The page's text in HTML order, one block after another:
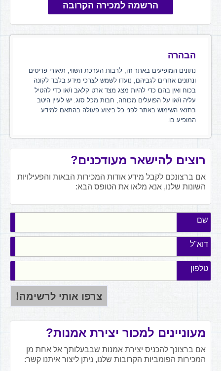
הרשמה למכירה הקרובה
הבהרה
נתונים המופיעים באתר זה, לרבות הערכת השווי, תיאורי פריטים
ונתונים אחרים לגביהם, נועדו לשמש לצרכי מידע בלבד לקונה
בכוח ואין בהם כדי להיות מצג מצד ארט קלאב ו/או כדי להטיל
עליה ו/או על הפועלים מכוחה, חבות מכל סוג. יש לעיין היטב
בתנאי השימוש באתר לפני כל ביצוע פעולה בהתאם למידע
המופיע בו.
רוצים להישאר מעודכנים?
אם ברצונכם לקבל מידע אודות המכירות הבאות והפעילויות
השונות שלנו, אנא מלאו את הטופס הבא:
שם
דוא"ל
טלפון
מעוניינים למכור יצירת אמנות?
אם ברצונך להכניס יצירת אמנות שבבעלותך אל אחת מן
המכירות הפומביות הקרובות שלנו, ניתן ליצור איתנו קשר: